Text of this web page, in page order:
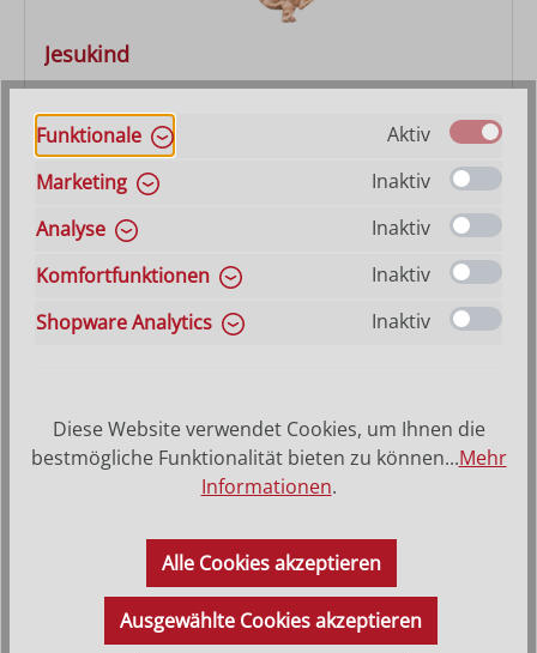
Jesukind
Varianten ab7,90 €
Regulärer Preis:
22,40 €
25,10 €
Regulärer Preis:
Funktionale
Aktiv
Marketing
Inaktiv
Analyse
Inaktiv
Komfortfunktionen
Inaktiv
Shopware Analytics
Inaktiv
Diese Website verwendet Cookies, um Ihnen die
bestmögliche Funktionalität bieten zu können...Mehr
Informationen.
Alle Cookies akzeptieren
Ausgewählte Cookies akzeptieren